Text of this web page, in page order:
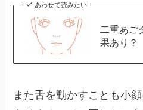
あわせて読みたい
二重あご
果あり？
また舌を動かすことも小